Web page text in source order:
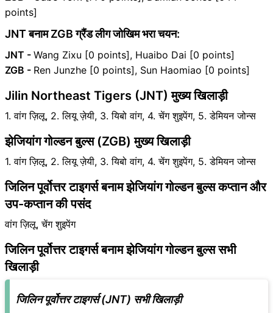
points]
JNT बनाम ZGB ग्रैंड लीग जोखिम भरा चयन:
JNT - Wang Zixu [0 points], Huaibo Dai [0 points]
ZGB - Ren Junzhe [0 points], Sun Haomiao [0 points]
Jilin Northeast Tigers (JNT) मुख्य खिलाड़ी
1. वांग ज़िलू, 2. लियू ज़ेयी, 3. यिबो वांग, 4. चेंग शुइपेंग, 5. डेमियन जोन्स
झेजियांग गोल्डन बुल्स (ZGB) मुख्य खिलाड़ी
1. वांग ज़िलू, 2. लियू ज़ेयी, 3. यिबो वांग, 4. चेंग शुइपेंग, 5. डेमियन जोन्स
जिलिन पूर्वोत्तर टाइगर्स बनाम झेजियांग गोल्डन बुल्स कप्तान और
उप-कप्तान की पसंद
वांग ज़िलू, चेंग शुइपेंग
जिलिन पूर्वोत्तर टाइगर्स बनाम झेजियांग गोल्डन बुल्स सभी
खिलाड़ी
जिलिन पूर्वोत्तर टाइगर्स (JNT) सभी खिलाड़ी